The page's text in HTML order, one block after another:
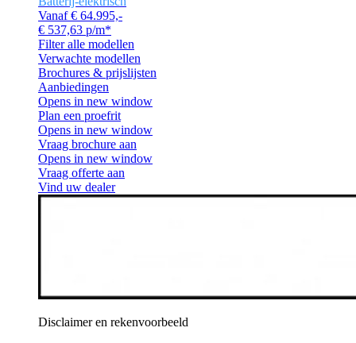
Vanaf € 64.995,-
€ 537,63 p/m*
Filter alle modellen
Verwachte modellen
Brochures & prijslijsten
Aanbiedingen
Opens in new window
Plan een proefrit
Opens in new window
Vraag brochure aan
Opens in new window
Vraag offerte aan
Vind uw dealer
Disclaimer en rekenvoorbeeld